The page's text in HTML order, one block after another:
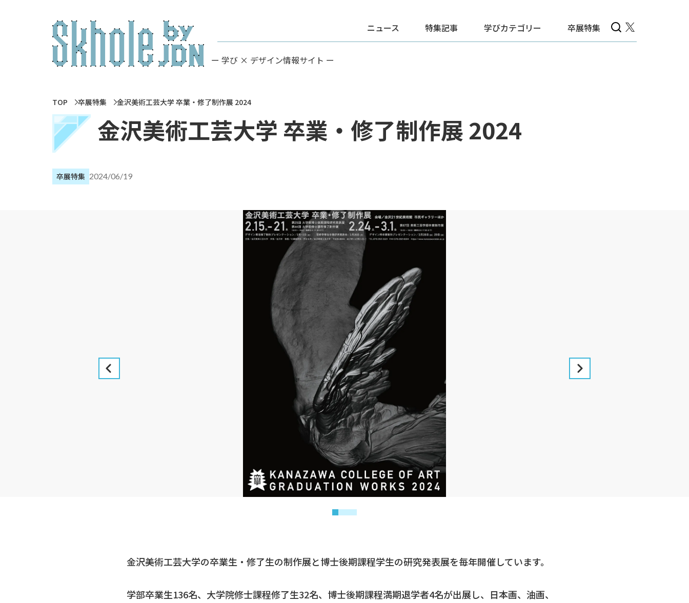
ー 学び × デザイン情報サイト ー
ニュース 特集記事 学びカテゴリー 卒展特集
TOP 卒展特集 金沢美術工芸大学 卒業・修了制作展 2024
金沢美術工芸大学 卒業・修了制作展 2024
卒展特集 2024/06/19
金沢美術工芸大学の卒業生・修了生の制作展と博士後期課程学生の研究発表展を毎年開催しています。
学部卒業生136名、大学院修士課程修了生32名、博士後期課程満期退学者4名が出展し、日本画、油画、